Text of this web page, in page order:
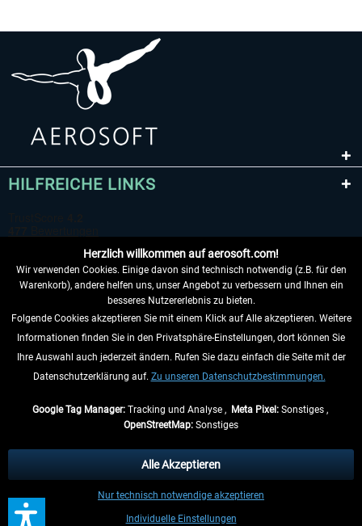
HILFREICHE LINKS
VERTRAG WIDERRUFEN
INFORMATIONEN
anders beschrieben.
** Gilt für Lieferungen innerhalb Deutschlands, Lieferzeiten für andere Länder
entnehmen Sie bitte denVersandinformationen
Herzlich willkommen auf aerosoft.com!
Wir verwenden Cookies. Einige davon sind technisch notwendig (z.B. für den
Warenkorb), andere helfen uns, unser Angebot zu verbessern und Ihnen ein
besseres Nutzererlebnis zu bieten.
Folgende Cookies akzeptieren Sie mit einem Klick auf Alle akzeptieren. Weitere
Informationen finden Sie in den Privatsphäre-Einstellungen, dort können Sie
Ihre Auswahl auch jederzeit ändern. Rufen Sie dazu einfach die Seite mit der
Datenschutzerklärung auf. Zu unseren Datenschutzbestimmungen.
Google Tag Manager:Tracking und Analyse , Meta Pixel:Sonstiges ,
OpenStreetMap: Sonstiges
Individuelle Einstellungen
Nur technisch notwendige akzeptieren
Alle Akzeptieren